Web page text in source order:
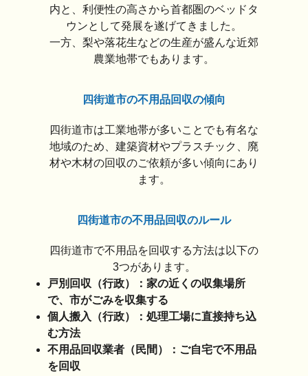
内と、利便性の高さから首都圏のベッドタ
ウンとして発展を遂げてきました。
一方、梨や落花生などの生産が盛んな近郊
農業地帯でもあります。
四街道市の不用品回収の傾向
四街道市は工業地帯が多いことでも有名な
地域のため、建築資材やプラスチック、廃
材や木材の回収のご依頼が多い傾向にあり
ます。
四街道市の不用品回収のルール
四街道市で不用品を回収する方法は以下の
3つがあります。
戸別回収（行政）：家の近くの収集場所
で、市がごみを収集する
個人搬入（行政）：処理工場に直接持ち込
む方法
不用品回収業者（民間）：ご自宅で不用品
を回収